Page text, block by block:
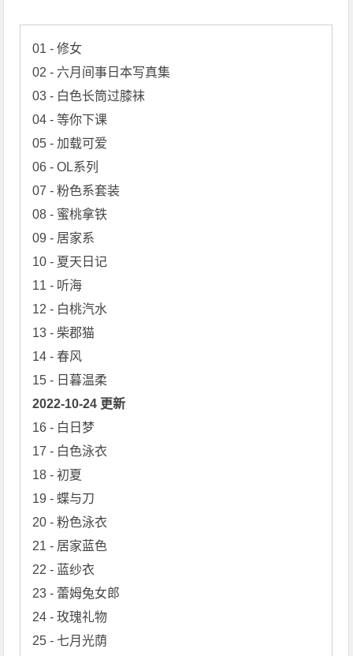
01 - 修女
02 - 六月间事日本写真集
03 - 白色长筒过膝袜
04 - 等你下课
05 - 加载可爱
06 - OL系列
07 - 粉色系套装
08 - 蜜桃拿铁
09 - 居家系
10 - 夏天日记
11 - 听海
12 - 白桃汽水
13 - 柴郡猫
14 - 春风
2022-10-24 更新
16 - 白日梦
17 - 白色泳衣
18 - 初夏
19 - 蝶与刀
20 - 粉色泳衣
21 - 居家蓝色
22 - 蓝纱衣
23 - 蕾姆兔女郎
24 - 玫瑰礼物
25 - 七月光荫